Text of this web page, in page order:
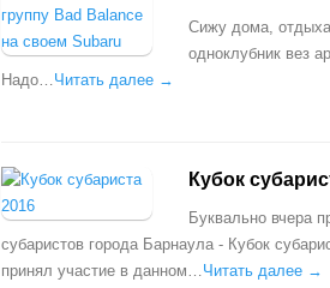
Сижу дома,
одноклубник вез
Надо…Читать далее →
Кубок
Буквально вчера
субаристов города Барнаула - Кубок
принял участие в данном…Читать далее →